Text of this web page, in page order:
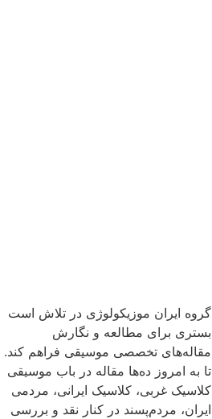
گروه ایران موزیکولوژی در تلاش است
بستری برای مطالعه و نگارش
مقاله‌های تخصصی موسیقی فراهم کند.
تا به امروز ده‌ها مقاله در باب موسیقی
کلاسیک غربی، کلاسیک ایرانی، مردمی
ایران، مردم‌پسند در کنار نقد و بررسی